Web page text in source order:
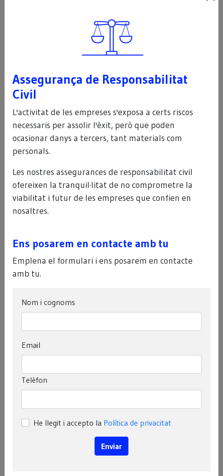
Assegurança de Responsabilitat
Civil
L'activitat de les empreses s'exposa a certs riscos
necessaris per assolir l'èxit, però que poden
ocasionar danys a tercers, tant materials com
personals.
Les nostres assegurances de responsabilitat civil
ofereixen la tranquil·litat de no comprometre la
viabilitat i futur de les empreses que confien en
nosaltres.
Ens posarem en contacte amb tu
Emplena el formulari i ens posarem en contacte
amb tu.
Nom i cognoms
Email
Telèfon
He llegit i accepto la Política de privacitat
Enviar
Busques algun altre tipus
d’assegurança?
una solució a mida.
T’ajudem